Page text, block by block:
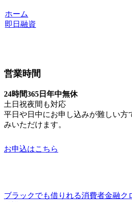
ホーム
即日融資
営業時間
24時間365日年中無休
土日祝夜間も対応
平日や日中にお申し込みが難しい方
みいただけます。
お申込はこちら
ブラックでも借りれる消費者金融ク